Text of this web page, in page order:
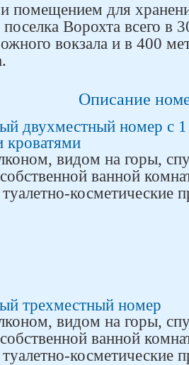
помещением для
Ворохта всего в
вокзала и в 400
Описание
двухместный номер с
кроватями
видом на горы,
ванной
косметические
трехместный номер
видом на горы,
ванной
косметические
нами в соцсетях